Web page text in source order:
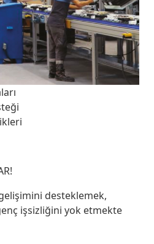
desteklemek,
işsizliğini yok etmekte